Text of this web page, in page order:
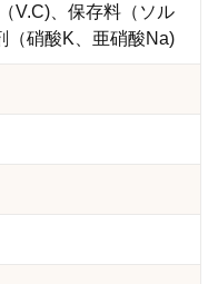
V.C)、保存料（ソル
（硝酸K、亜硝酸Na)